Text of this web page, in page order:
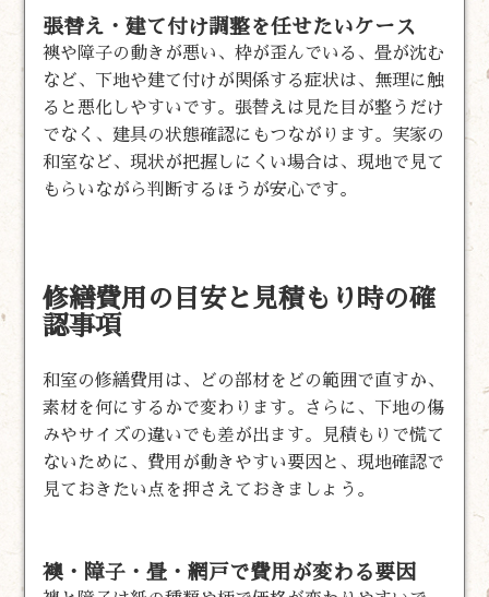
張替え・建て付け調整を任せたいケース
襖や障子の動きが悪い、枠が歪んでいる、畳が沈む
など、下地や建て付けが関係する症状は、無理に触
ると悪化しやすいです。張替えは見た目が整うだけ
でなく、建具の状態確認にもつながります。実家の
和室など、現状が把握しにくい場合は、現地で見て
もらいながら判断するほうが安心です。
修繕費用の目安と見積もり時の確
認事項
和室の修繕費用は、どの部材をどの範囲で直すか、
素材を何にするかで変わります。さらに、下地の傷
みやサイズの違いでも差が出ます。見積もりで慌て
ないために、費用が動きやすい要因と、現地確認で
見ておきたい点を押さえておきましょう。
襖・障子・畳・網戸で費用が変わる要因